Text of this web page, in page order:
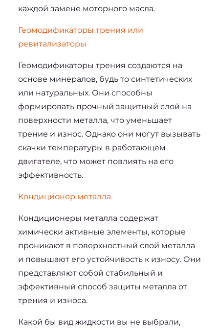
каждой замене моторного масла.
Геомодификаторы трения или
ревитализаторы
Геомодификаторы трения создаются на
основе минералов, будь то синтетических
или натуральных. Они способны
формировать прочный защитный слой на
поверхности металла, что уменьшает
трение и износ. Однако они могут вызывать
скачки температуры в работающем
двигателе, что может повлиять на его
эффективность.
Кондиционер металла
Кондиционеры металла содержат
химически активные элементы, которые
проникают в поверхностный слой металла
и повышают его устойчивость к износу. Они
представляют собой стабильный и
эффективный способ защиты металла от
трения и износа.
Какой бы вид жидкости вы не выбрали,